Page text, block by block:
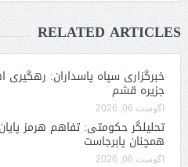
RELATED ARTICLES
خبرگزاری سپاه پاسداران:
جزیره قشم
آگوست 06, 2026
تحلیلگر حکومتی: تفاهم هرمز
همچنان پابرجاست
آگوست 06, 2026